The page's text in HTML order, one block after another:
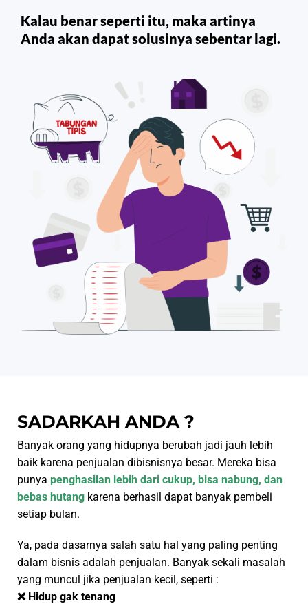
Kalau benar seperti itu, maka artinya
Anda akan dapat solusinya sebentar lagi.
SADARKAH ANDA ?
Banyak orang yang hidupnya berubah jadi jauh lebih
baik karena penjualan dibisnisnya besar. Mereka bisa
punya penghasilan lebih dari cukup, bisa nabung, dan
bebas hutang karena berhasil dapat banyak pembeli
setiap bulan.
Ya, pada dasarnya salah satu hal yang paling penting
dalam bisnis adalah penjualan. Banyak sekali masalah
yang muncul jika penjualan kecil, seperti :
❌ Hidup gak tenang